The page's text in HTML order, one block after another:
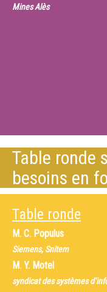
Mines Alès
Table ronde
besoins en
Table ronde
M. C. Populus
Siemens, Snitem
M. Y. Motel
syndicat des systèmes